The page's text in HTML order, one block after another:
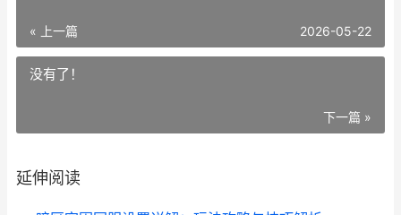
« 上一篇 2026-05-22
没有了！
下一篇 »
延伸阅读